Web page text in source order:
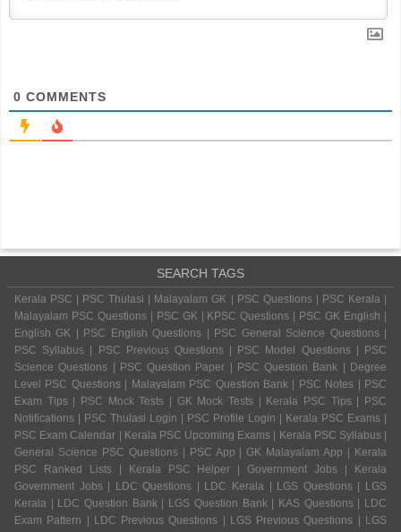
0 COMMENTS
SEARCH TAGS
Kerala PSC | PSC Thulasi | Malayalam GK | PSC Questions | PSC Kerala |
Malayalam PSC Questions | PSC GK | KPSC Questions | PSC GK English |
English GK | PSC English Questions | PSC General Science Questions |
PSC Syllabus | PSC Previous Questions | PSC Model Questions | PSC
Science Questions | PSC Question Paper | PSC Question Bank | Degree
Level PSC Questions | Malayalam PSC Question Bank | PSC Notes | PSC
Exam Tips | PSC Mock Tests | GK Mock Tests | Kerala PSC Tips | PSC
Notifications | PSC Thulasi Login | PSC Profile Login | Kerala PSC Exams |
PSC Exam Calendar | Kerala PSC Upcoming Exams | Kerala PSC Syllabus |
General Science PSC Questions | PSC App | GK Malayalam App | Kerala
PSC Ranked Lists | Kerala PSC Helper | Government Jobs | Kerala
Government Jobs | LDC Questions | LDC Kerala | LGS Questions | LGS
Kerala | LDC Question Bank | LGS Question Bank | KAS Questions | LDC
Exam Pattern | LDC Previous Questions | LGS Previous Questions | LGS